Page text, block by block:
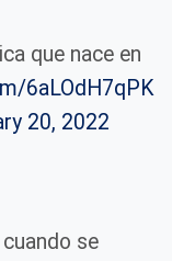
que nace en
6aLOdH7qPK
20, 2022
se